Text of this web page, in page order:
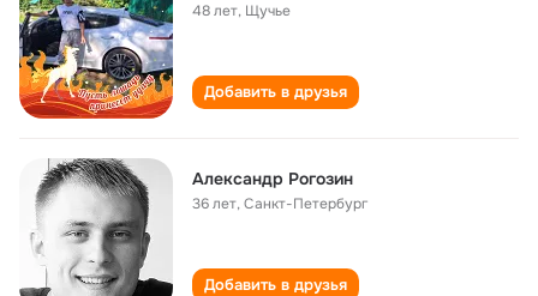
48 лет, Щучье
Добавить в друзья
Александр Рогозин
36 лет,Санкт-Петербург
Добавить в друзья